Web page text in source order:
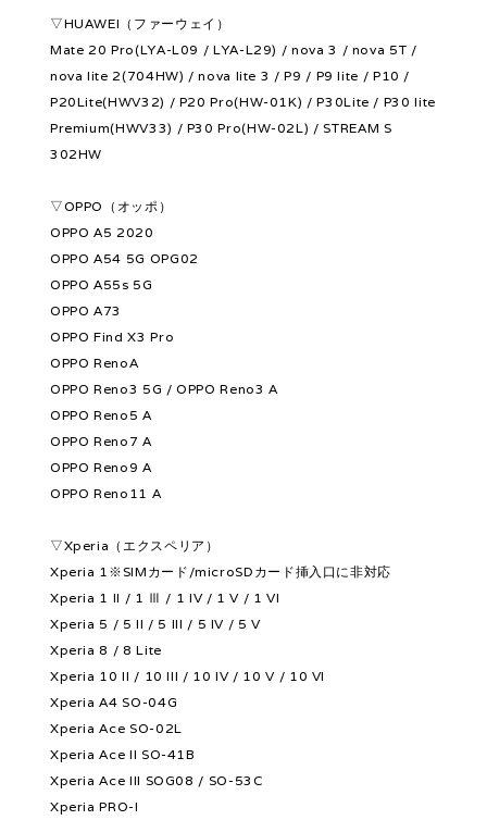
▽HUAWEI（ファーウェイ）
Mate 20 Pro(LYA-L09 / LYA-L29) / nova 3 / nova 5T /
nova lite 2(704HW) / nova lite 3 / P9 / P9 lite / P10 /
P20Lite(HWV32) / P20 Pro(HW-01K) / P30Lite / P30 lite
Premium(HWV33) / P30 Pro(HW-02L) / STREAM S
302HW
▽OPPO（オッポ）
OPPO A5 2020
OPPO A54 5G OPG02
OPPO A55s 5G
OPPO A73
OPPO Find X3 Pro
OPPO RenoA
OPPO Reno3 5G / OPPO Reno3 A
OPPO Reno5 A
OPPO Reno7 A
OPPO Reno9 A
OPPO Reno11 A
▽Xperia（エクスペリア）
Xperia 1※SIMカード/microSDカード挿入口に非対応
Xperia 1 II / 1 Ⅲ / 1 IV / 1 V / 1 VI
Xperia 5 / 5 II / 5 III / 5 IV / 5 V
Xperia 8 / 8 Lite
Xperia 10 II / 10 III / 10 IV / 10 V / 10 VI
Xperia A4 SO-04G
Xperia Ace SO-02L
Xperia Ace II SO-41B
Xperia Ace III SOG08 / SO-53C
Xperia PRO-I